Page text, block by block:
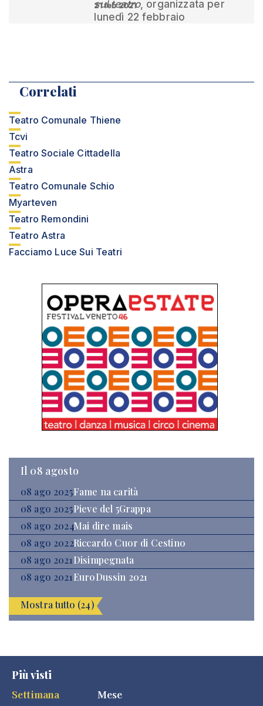
sul teatro, organizzata per
lunedì 22 febbraio
21 feb 2021
Correlati
Teatro Comunale Thiene
Tcvi
Teatro Sociale Cittadella
Astra
Teatro Comunale Schio
Myarteven
Teatro Remondini
Teatro Astra
Facciamo Luce Sui Teatri
Il 08 agosto
08 ago 2025Fame na carità
08 ago 2025Pieve del 5Grappa
08 ago 2024Mai dire mais
08 ago 2022Riccardo Cuor di Cestino
08 ago 2021Disimpegnata
08 ago 2021EuroDussin 2021
Mostra tutto (24)
Più visti
Settimana
Mese